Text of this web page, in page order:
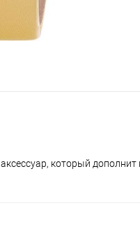
который